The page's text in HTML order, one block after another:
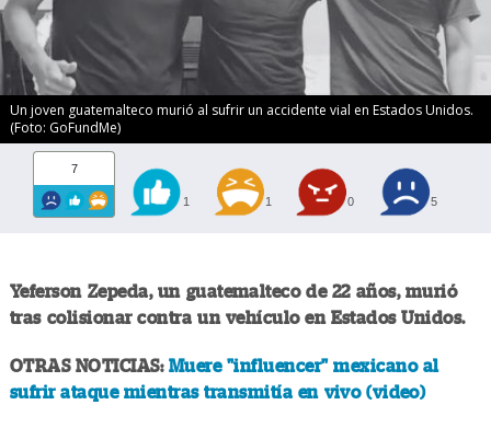
Un joven guatemalteco murió al sufrir un accidente vial en Estados Unidos.
(Foto: GoFundMe)
7
1 1 0 5
Yeferson Zepeda, un guatemalteco de 22 años, murió
tras colisionar contra un vehículo en Estados Unidos.
OTRAS NOTICIAS: Muere "influencer" mexicano al
sufrir ataque mientras transmitía en vivo (video)